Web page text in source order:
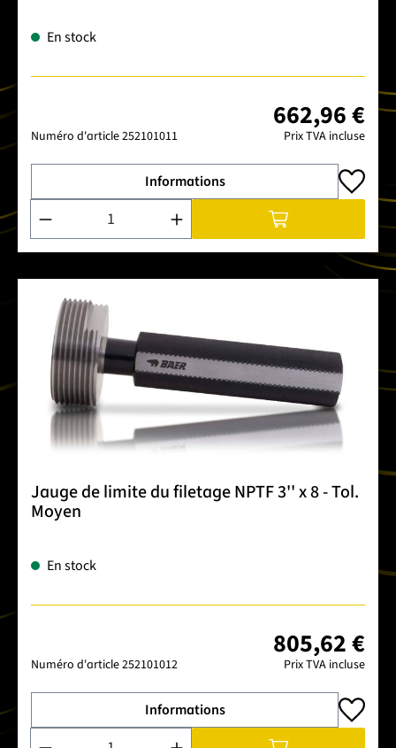
En stock
Numéro d'article252101011
662,96 €
Prix TVA incluse
Informations
Quantité de produit : Entrez la quantité souhaitée ou
Jauge de limite du filetage NPTF 3'' x 8 - Tol.
Moyen
En stock
Numéro d'article252101012
805,62 €
Prix TVA incluse
Informations
Quantité de produit : Entrez la quantité souhaitée ou